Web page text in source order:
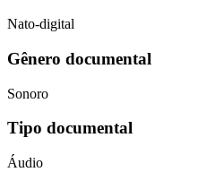
Nato-digital
Gênero documental
Sonoro
Tipo documental
Áudio